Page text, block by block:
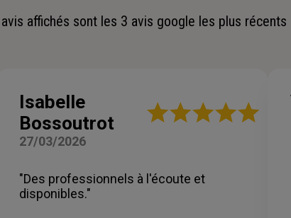
affichés sont les 3 avis google les plus récents
Isabelle
Bossoutrot
Note
étoiles
27/03/2026
"Des professionnels à l'écoute et
disponibles."